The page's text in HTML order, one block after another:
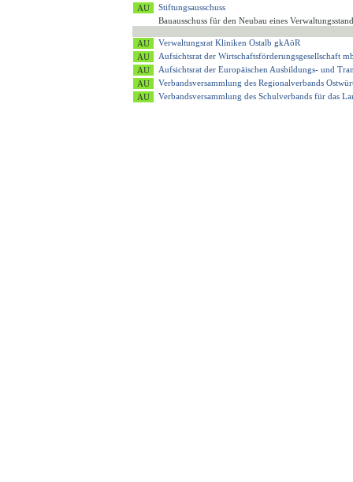
Stiftungsausschuss
Bauausschuss für den Neubau eines
Verwaltungsrat Kliniken Ostalb gkAöR
Aufsichtsrat der Wirtschaftsförderungsgesellschaft
Aufsichtsrat der Europäischen Ausbildungs- und
Verbandsversammlung des Regionalverbands
Verbandsversammlung des Schulverbands für das